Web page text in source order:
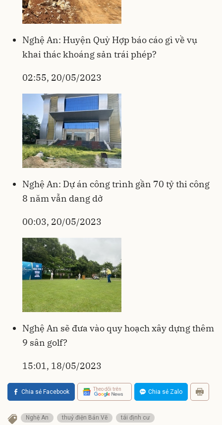
Nghệ An: Huyện Quỳ Hợp báo cáo gì về vụ
khai thác khoáng sản trái phép?
02:55, 20/05/2023
Nghệ An: Dự án công trình gần 70 tỷ thi công
8 năm vẫn dang dở
00:03, 20/05/2023
Nghệ An sẽ đưa vào quy hoạch xây dựng thêm
9 sân golf?
15:01, 18/05/2023
Chia sẻ Facebook Theo dõi trên Chia sẻ Zalo
Nghệ An thuỷ điện Bản Vẽ tái định cư